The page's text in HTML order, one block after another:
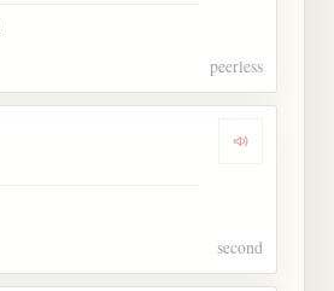
peerless
Dengarkan
second